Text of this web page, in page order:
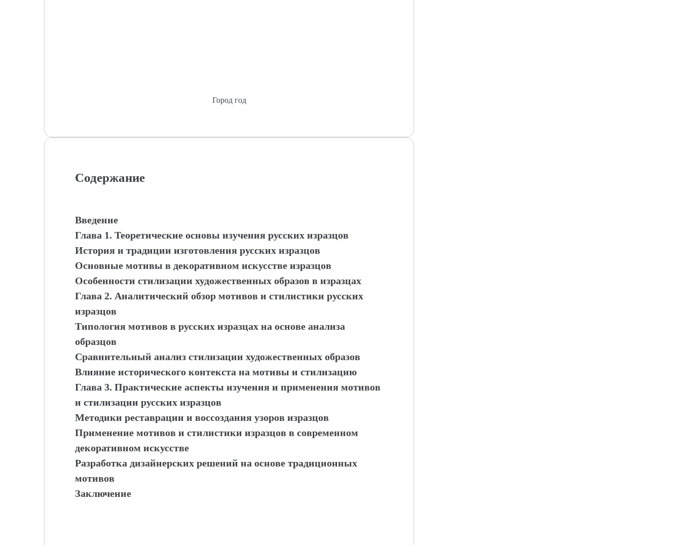
Город год
Содержание
Введение
Глава 1. Теоретические основы изучения русских изразцов
История и традиции изготовления русских изразцов
Основные мотивы в декоративном искусстве изразцов
Особенности стилизации художественных образов в изразцах
Глава 2. Аналитический обзор мотивов и стилистики русских
изразцов
Типология мотивов в русских изразцах на основе анализа
образцов
Сравнительный анализ стилизации художественных образов
Влияние исторического контекста на мотивы и стилизацию
Глава 3. Практические аспекты изучения и применения мотивов
и стилизации русских изразцов
Методики реставрации и воссоздания узоров изразцов
Применение мотивов и стилистики изразцов в современном
декоративном искусстве
Разработка дизайнерских решений на основе традиционных
мотивов
Заключение